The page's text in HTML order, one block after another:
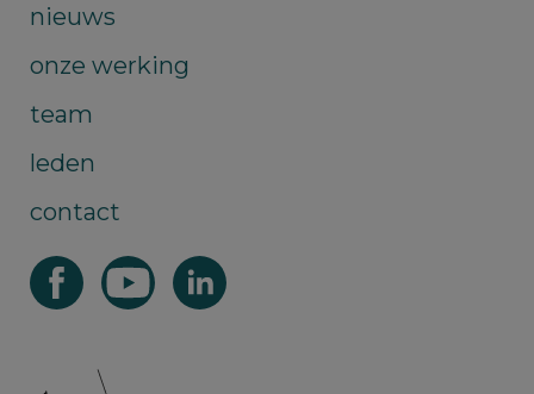
nieuws
onze werking
team
leden
contact